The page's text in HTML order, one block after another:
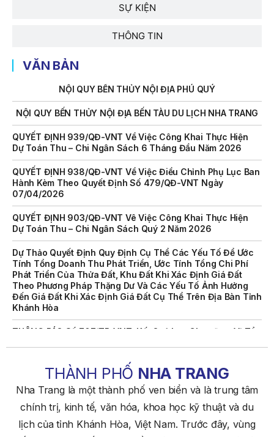
SỰ KIỆN
THÔNG TIN
VĂN BẢN
Thông Báo Số 641/TB-VNT Ngày 18/05/2026 Của Ban
Quản Lý Vịnh Nha Trang Về Việc Lựa Chọn Tổ Chức Đấu
NỘI QUY BẾN THỦY NỘI ĐỊA BẾN TÀU DU LỊCH NHA TRANG
QUYẾT ĐỊNH 939/QĐ-VNT Về Việc Công Khai Thực Hiện
Dự Toán Thu – Chi Ngân Sách 6 Tháng Đầu Năm 2026
QUYẾT ĐỊNH 938/QĐ-VNT Về Việc Điều Chỉnh Phụ Lục Ban
Hành Kèm Theo Quyết Định Số 479/QĐ-VNT Ngày
07/04/2026
Dự Toán Thu – Chi Ngân Sách Quý 2 Năm 2026
Dự Thảo Quyết Định Quy Định Cụ Thể Các Yếu Tố Để Ước
Tính Tổng Doanh Thu Phát Triển, Ước Tính Tổng Chi Phí
Phát Triển Của Thửa Đất, Khu Đất Khi Xác Định Giá Đất
Theo Phương Pháp Thặng Dư Và Các Yếu Tố Ảnh Hưởng
Đến Giá Đất Khi Xác Định Giá Đất Cụ Thể Trên Địa Bàn Tỉnh
Khánh Hòa
Chức Đấu Giá Tài Sản Đối Với Mô Tô Nước Cứu Hộ VNT 01
THÔNG BÁO Số 706/TB-VNT: Kết Quả Lựa Chọn Đơn Vị Tổ
Chức Đấu Giá Tài Sản Đối Với Ca Nô 200CV VNT 02 Biển
Số KH-0387
THÔNG BÁO Số 659/TB-VNT Năm 2026 V/v Đính Chính
Thông Báo Số 641/TB-VNT Ngày 18/05/2026 Của Ban
Quản Lý Vịnh Nha Trang Về Việc Lựa Chọn Tổ Chức Đấu
THÀNH PHỐ NHA TRANG
Nha Trang là một thành phố ven biển và là trung tâm
chính trị, kinh tế, văn hóa, khoa học kỹ thuật và du
lịch của tỉnh Khánh Hòa, Việt Nam. Trước đây, vùng